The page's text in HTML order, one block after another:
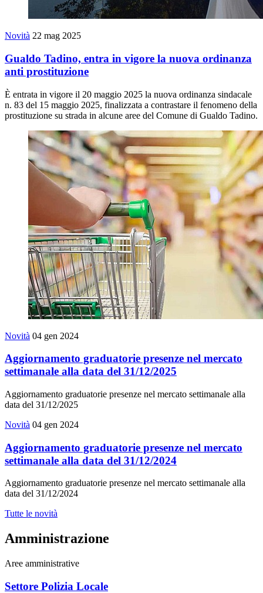
Novità 22 mag 2025
Gualdo Tadino, entra in vigore la nuova ordinanza
anti prostituzione
È entrata in vigore il 20 maggio 2025 la nuova ordinanza sindacale
n. 83 del 15 maggio 2025, finalizzata a contrastare il fenomeno della
prostituzione su strada in alcune aree del Comune di Gualdo Tadino.
Novità 04 gen 2024
Aggiornamento graduatorie presenze nel mercato
settimanale alla data del 31/12/2025
Aggiornamento graduatorie presenze nel mercato settimanale alla
data del 31/12/2025
Novità 04 gen 2024
Aggiornamento graduatorie presenze nel mercato
settimanale alla data del 31/12/2024
Aggiornamento graduatorie presenze nel mercato settimanale alla
data del 31/12/2024
Tutte le novità
Amministrazione
Aree amministrative
Settore Polizia Locale